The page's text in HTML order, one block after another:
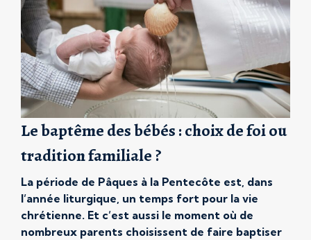
présence ? Ce texte propose un […]
Le baptême des bébés : choix de foi ou
tradition familiale ?
La période de Pâques à la Pentecôte est, dans
l’année liturgique, un temps fort pour la vie
chrétienne. Et c’est aussi le moment où de
nombreux parents choisissent de faire baptiser